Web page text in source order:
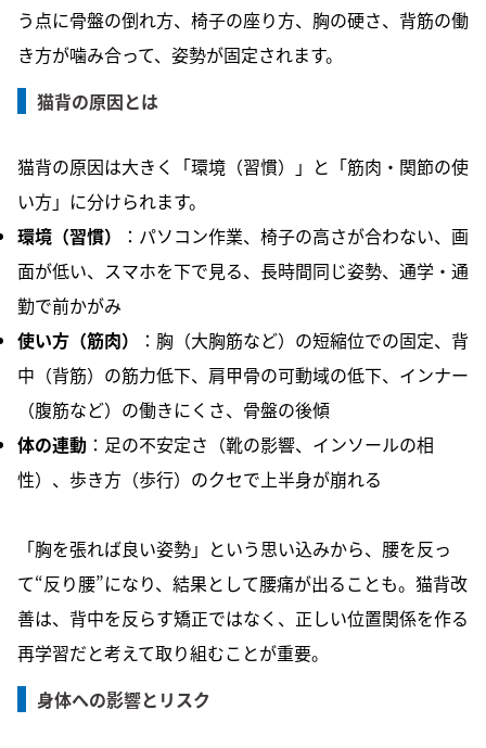
う点に骨盤の倒れ方、椅子の座り方、胸の硬さ、背筋の働
き方が噛み合って、姿勢が固定されます。
猫背の原因とは
猫背の原因は大きく「環境（習慣）」と「筋肉・関節の使
い方」に分けられます。
環境（習慣）
：パソコン作業、椅子の高さが合わない、画
面が低い、スマホを下で見る、長時間同じ姿勢、通学・通
勤で前かがみ
使い方（筋肉）
：胸（大胸筋など）の短縮位での固定、背
中（背筋）の筋力低下、肩甲骨の可動域の低下、インナー
（腹筋など）の働きにくさ、骨盤の後傾
体の連動 ：足の不安定さ（靴の影響、インソールの相
性）、歩き方（歩行）のクセで上半身が崩れる
「胸を張れば良い姿勢」という思い込みから、腰を反っ
て“反り腰”になり、結果として腰痛が出ることも。猫背改
善は、背中を反らす矯正ではなく、正しい位置関係を作る
再学習だと考えて取り組むことが重要。
身体への影響とリスク